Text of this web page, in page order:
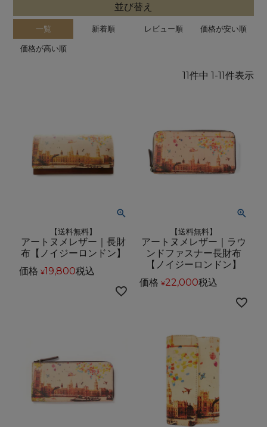
並び替え
一覧 新着順 レビュー順 価格が安い順
価格が高い順
11件中 1-11件表示
【送料無料】
アートヌメレザー｜長財
布【ノイジーロンドン】
価格 ¥19,800税込
【送料無料】
アートヌメレザー｜ラウ
ンドファスナー長財布
【ノイジーロンドン】
価格 ¥22,000税込